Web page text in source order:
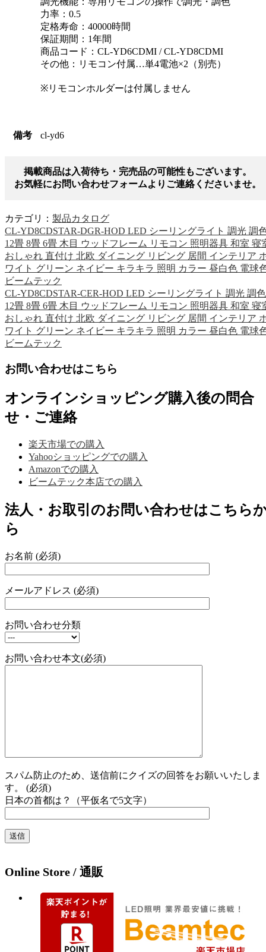
力率：0.5
定格寿命：40000時間
保証期間：1年間
商品コード：CL-YD6CDMI / CL-YD8CDMI
その他：リモコン付属…単4電池×2（別売）
※リモコンホルダーは付属しません
備考 cl-yd6
掲載商品は入荷待ち・完売品の可能性もございます。
お気軽にお問い合わせフォームよりご連絡くださいませ。
カテゴリ： 製品カタログ
CL-YD8CDSTAR-DGR-HOD LED シーリングライト 調光 調
12畳 8畳 6畳 木目 ウッドフレーム リモコン 照明器具 和室 寝
おしゃれ 直付け 北欧 ダイニング リビング 居間 インテリア
ワイト グリーン ネイビー キラキラ 照明 カラー 昼白色 電球
ビームテック
CL-YD8CDSTAR-CER-HOD LED シーリングライト 調光 調色
12畳 8畳 6畳 木目 ウッドフレーム リモコン 照明器具 和室 寝
おしゃれ 直付け 北欧 ダイニング リビング 居間 インテリア
ワイト グリーン ネイビー キラキラ 照明 カラー 昼白色 電球
ビームテック
お問い合わせはこちら
オンラインショッピング購入後の問合
せ・ご連絡
楽天市場での購入
Yahooショッピングでの購入
Amazonでの購入
ビームテック本店での購入
法人・お取引のお問い合わせはこちら
ら
お名前 (必須)
メールアドレス (必須)
お問い合わせ分類
お問い合わせ本文(必須)
スパム防止のため、送信前にクイズの回答をお願いいたしま
す。 (必須)
日本の首都は？（平仮名で5文字）
Online Store / 通販